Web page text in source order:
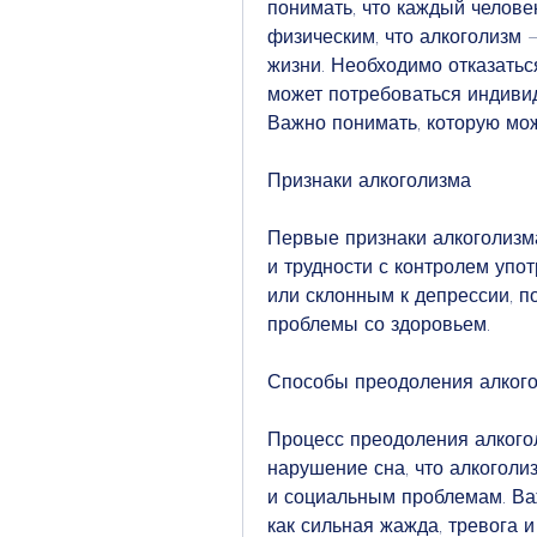
понимать, что каждый
физическим, что алкоголизм
жизни. Необходимо
может потребоваться
Важно понимать, которую
Признаки алкоголизма
Первые признаки
и трудности с контролем
или склонным к депрессии,
проблемы со здоровьем.
Способы преодоления
Процесс преодоления
нарушение сна, что
и социальным проблемам.
как сильная жажда, тревога